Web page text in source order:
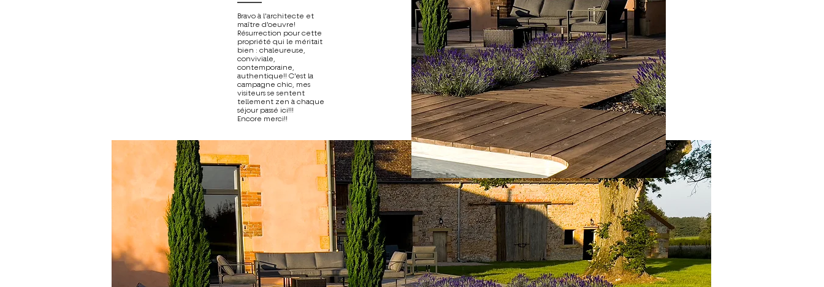
Bravo à l'architecte et
maître d'oeuvre!
Résurrection pour cette
propriété qui le méritait
bien : chaleureuse,
conviviale,
contemporaine,
authentique!! C'est la
campagne chic, mes
visiteurs se sentent
tellement zen à chaque
séjour passé ici!!!
Encore merci!!